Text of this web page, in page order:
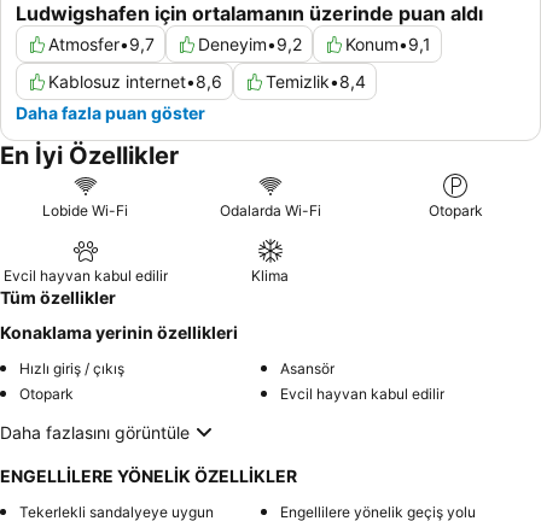
Ludwigshafen için ortalamanın üzerinde puan aldı
Atmosfer•9,7 Deneyim•9,2 Konum•9,1
Kablosuz internet•8,6 Temizlik•8,4
Daha fazla puan göster
En İyi Özellikler
Lobide Wi-Fi Odalarda Wi-Fi Otopark
Evcil hayvan kabul edilir Klima
Tüm özellikler
Konaklama yerinin özellikleri
Hızlı giriş / çıkış
Asansör
Otopark
Evcil hayvan kabul edilir
Daha fazlasını görüntüle
ENGELLİLERE YÖNELİK ÖZELLİKLER
Tekerlekli sandalyeye uygun Engellilere yönelik geçiş yolu